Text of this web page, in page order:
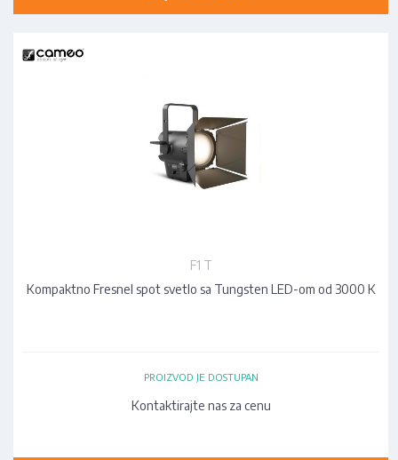
F1 T
Kompaktno Fresnel spot svetlo sa Tungsten LED-om od 3000 K
PROIZVOD JE DOSTUPAN
Kontaktirajte nas za cenu